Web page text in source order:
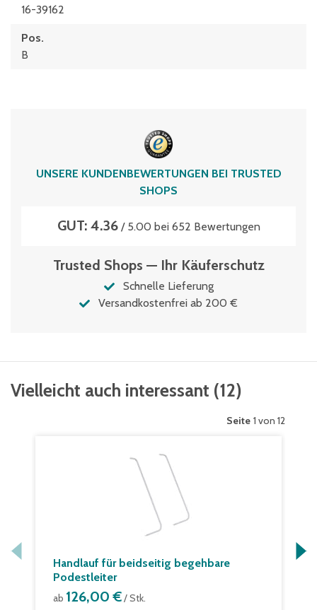
16-39162
Pos.
B
UNSERE KUNDENBEWERTUNGEN BEI TRUSTED
SHOPS
GUT: 4.36/ 5.00 bei 652 Bewertungen
Trusted Shops — Ihr Käuferschutz
Schnelle Lieferung
Versandkostenfrei ab 200 €
Vielleicht auch interessant (12)
Seite 1 von 12
Handlauf für beidseitig begehbare
Podestleiter
ab 126,00 €/ Stk.